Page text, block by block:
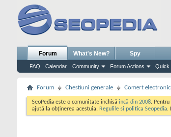
Forum
FAQ Calendar Community Forum Actions Quick
What's New? Spy
Forum Chestiuni generale Comert
SeoPedia este o comunitate inchisă incă din 2008.
ajută la obținerea acestuia. Regulile si politica Seopedia.